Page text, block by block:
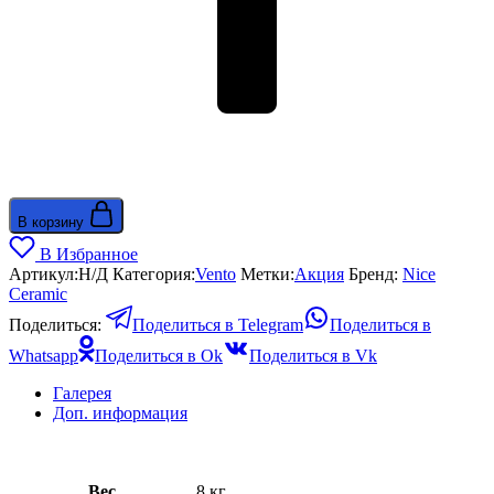
В корзину
В Избранное
Артикул:Н/Д Категория:Vento Метки:Акция Бренд: Nice
Ceramic
Поделиться:
Поделиться в Telegram
Поделиться в
Whatsapp
Поделиться в Ok
Поделиться в Vk
Галерея
Доп. информация